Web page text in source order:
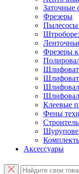
Заточные
Фрезеры
Пылесосы
Фрезеры
Клеевые
Фены
Аксессуары